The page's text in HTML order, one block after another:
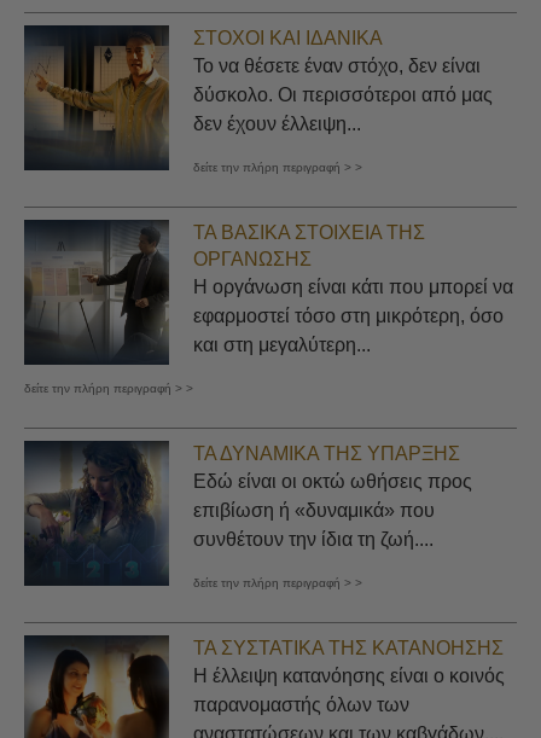
ΣΤΌΧΟΙ ΚΑΙ ΙΔΑΝΙΚΆ
Το να θέσετε έναν στόχο, δεν είναι
δύσκολο. Οι περισσότεροι από μας
δεν έχουν έλλειψη...
δείτε την πλήρη περιγραφή > >
ΤΑ ΒΑΣΙΚΆ ΣΤΟΙΧΕΊΑ ΤΗΣ
ΟΡΓΆΝΩΣΗΣ
Η οργάνωση είναι κάτι που μπορεί να
εφαρμοστεί τόσο στη μικρότερη, όσο
και στη μεγαλύτερη...
δείτε την πλήρη περιγραφή > >
ΤΑ ΔΥΝΑΜΙΚΆ ΤΗΣ ΎΠΑΡΞΗΣ
Εδώ είναι οι οκτώ ωθήσεις προς
επιβίωση ή «δυναμικά» που
συνθέτουν την ίδια τη ζωή....
δείτε την πλήρη περιγραφή > >
ΤΑ ΣΥΣΤΑΤΙΚΆ ΤΗΣ ΚΑΤΑΝΌΗΣΗΣ
Η έλλειψη κατανόησης είναι ο κοινός
παρανομαστής όλων των
αναστατώσεων και των καβγάδων....